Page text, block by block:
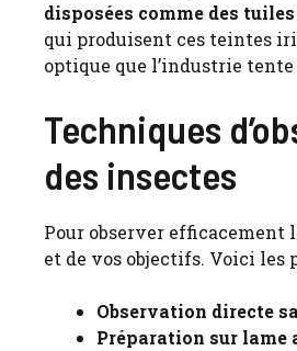
disposées comme des
qui produisent ces teintes
optique que l’industrie
Techniques
des insectes
Pour observer efficacement
et de vos objectifs. Voici les
Observation directe
Préparation sur lame